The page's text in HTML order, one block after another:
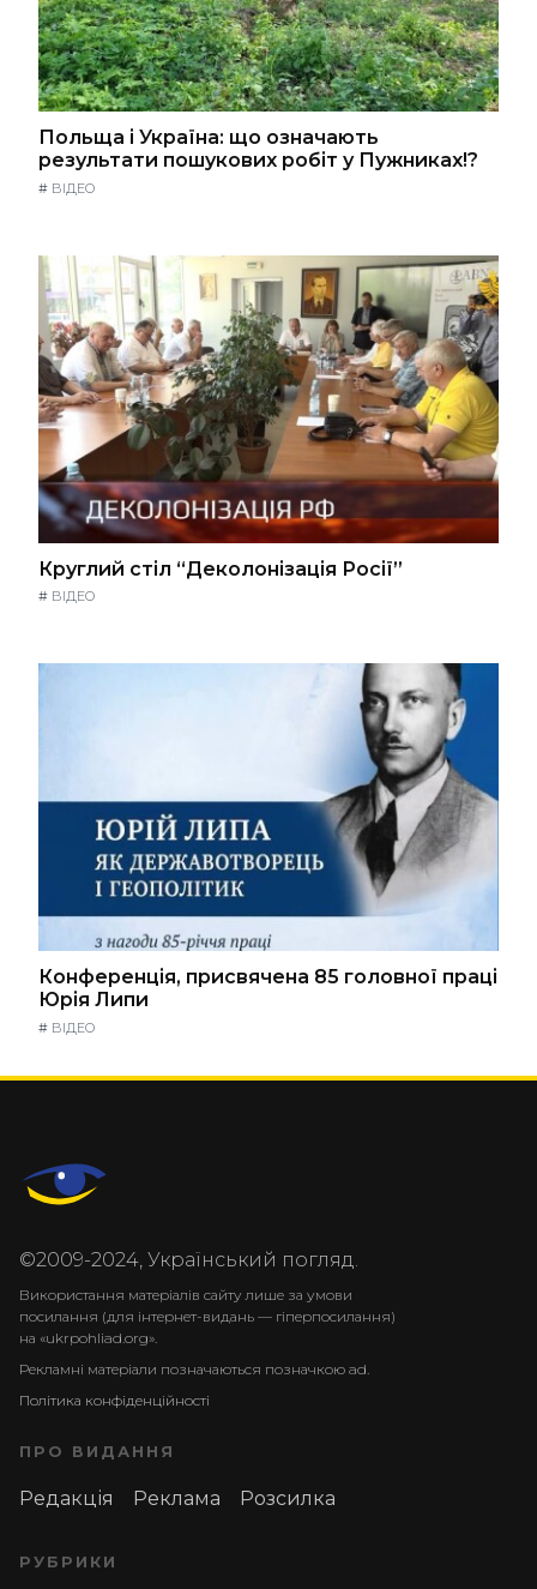
Польща і Україна: що означають
результати пошукових робіт у Пужниках!?
# ВІДЕО
Круглий стіл “Деколонізація Росії”
# ВІДЕО
Конференція, присвячена 85 головної праці
Юрія Липи
# ВІДЕО
©2009-2024, Український погляд.
Використання матеріалів сайту лише за умови
посилання (для інтернет-видань — гіперпосилання)
на «ukrpohliad.org».
Рекламні матеріали позначаються позначкою ad.
Політика конфіденційності
ПРО ВИДАННЯ
Редакція Реклама Розсилка
РУБРИКИ